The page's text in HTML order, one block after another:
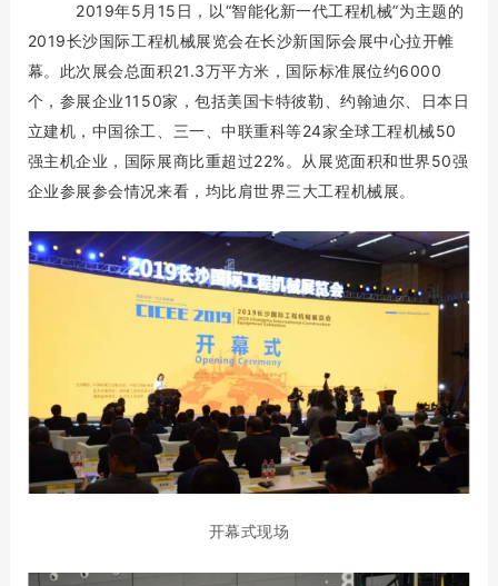
2019年5月15日，以“智能化新一代工程机械”为主题的
2019长沙国际工程机械展览会在长沙新国际会展中心拉开帷
幕。此次展会总面积21.3万平方米，国际标准展位约6000
个，参展企业1150家，包括美国卡特彼勒、约翰迪尔、日本日
立建机，中国徐工、三一、中联重科等24家全球工程机械50
强主机企业，国际展商比重超过22%。从展览面积和世界50强
企业参展参会情况来看，均比肩世界三大工程机械展。
开幕式现场